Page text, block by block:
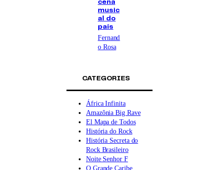
cena
music
al do
país
Fernand
o Rosa
CATEGORIES
África Infinita
Amazônia Big Rave
El Mapa de Todos
História do Rock
História Secreta do
Rock Brasileiro
Noite Senhor F
O Grande Caribe